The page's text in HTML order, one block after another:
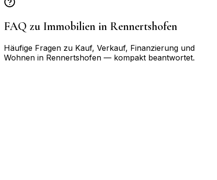
FAQ zu Immobilien in Rennertshofen
Häufige Fragen zu Kauf, Verkauf, Finanzierung und
Wohnen in Rennertshofen — kompakt beantwortet.